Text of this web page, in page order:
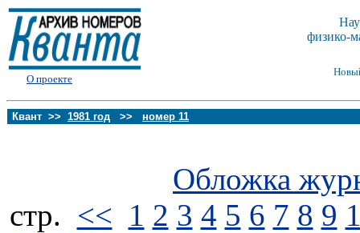
О проекте
физико-
Квант >> 1981 год >> номер 11
Обложка
стp. << 1 2 3 4 5 6 7 8 9